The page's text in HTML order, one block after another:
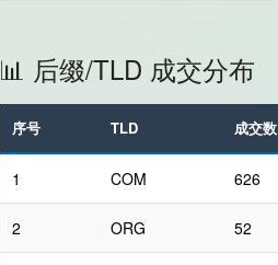
📊 后缀/TLD 成交分布
序号 TLD 成交数
1 COM 626
2 ORG 52